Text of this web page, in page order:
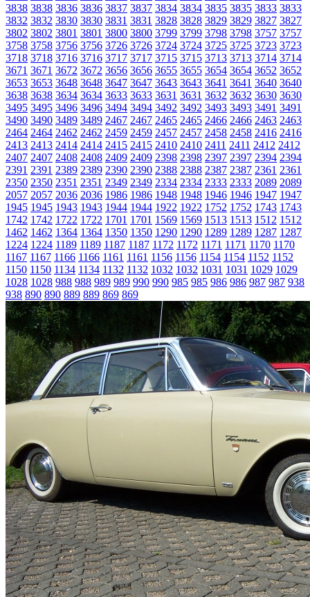
3838 3838 3836 3836 3837 3837 3834 3834 3835 3835 3833 3833
3832 3832 3830 3830 3831 3831 3828 3828 3829 3829 3827 3827
3802 3802 3801 3801 3800 3800 3799 3799 3798 3798 3757 3757
3758 3758 3756 3756 3726 3726 3724 3724 3725 3725 3723 3723
3718 3718 3716 3716 3717 3717 3715 3715 3713 3713 3714 3714
3671 3671 3672 3672 3656 3656 3655 3655 3654 3654 3652 3652
3653 3653 3648 3648 3647 3647 3643 3643 3641 3641 3640 3640
3638 3638 3634 3634 3633 3633 3631 3631 3632 3632 3630 3630
3495 3495 3496 3496 3494 3494 3492 3492 3493 3493 3491 3491
3490 3490 3489 3489 2467 2467 2465 2465 2466 2466 2463 2463
2464 2464 2462 2462 2459 2459 2457 2457 2458 2458 2416 2416
2413 2413 2414 2414 2415 2415 2410 2410 2411 2411 2412 2412
2407 2407 2408 2408 2409 2409 2398 2398 2397 2397 2394 2394
2391 2391 2389 2389 2390 2390 2388 2388 2387 2387 2361 2361
2350 2350 2351 2351 2349 2349 2334 2334 2333 2333 2089 2089
2057 2057 2036 2036 1986 1986 1948 1948 1946 1946 1947 1947
1945 1945 1943 1943 1944 1944 1922 1922 1752 1752 1743 1743
1742 1742 1722 1722 1701 1701 1569 1569 1513 1513 1512 1512
1462 1462 1364 1364 1350 1350 1290 1290 1289 1289 1287 1287
1224 1224 1189 1189 1187 1187 1172 1172 1171 1171 1170 1170
1167 1167 1166 1166 1161 1161 1156 1156 1154 1154 1152 1152
1150 1150 1134 1134 1132 1132 1032 1032 1031 1031 1029 1029
1028 1028 988 988 989 989 990 990 985 985 986 986 987 987 938
938 890 890 889 889 869 869